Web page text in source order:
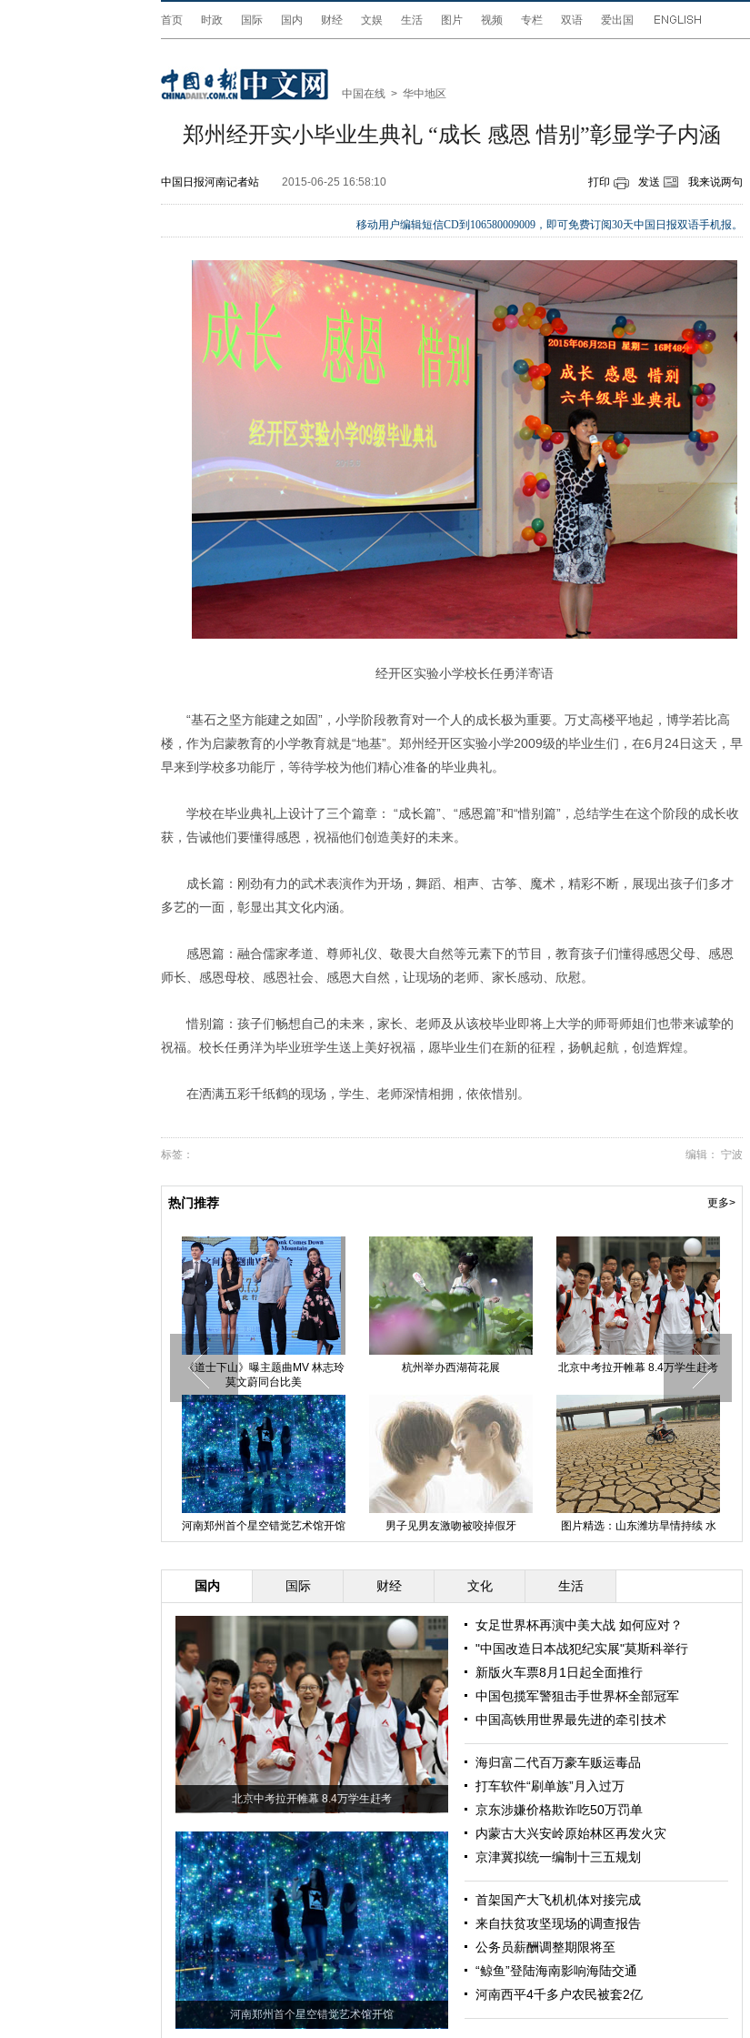
首页 时政 国际 国内 财经 文娱 生活 图片 视频 专栏 双语 爱出国
中国在线 > 华中地区
郑州经开实小毕业生典礼 “成长 感恩 惜别”彰显学子内涵
中国日报河南记者站 2015-06-25 16:58:10 打印 发送 我来说两句
移动用户编辑短信CD到106580009009，即可免费订阅30天中国日报双语手机报。
经开区实验小学校长任勇洋寄语
“基石之坚方能建之如固”，小学阶段教育对一个人的成长极为重要。万丈高楼平地起，博学若比高
楼，作为启蒙教育的小学教育就是“地基”。郑州经开区实验小学2009级的毕业生们，在6月24日这天，早
早来到学校多功能厅，等待学校为他们精心准备的毕业典礼。
学校在毕业典礼上设计了三个篇章： “成长篇”、“感恩篇”和“惜别篇”，总结学生在这个阶段的成长收
获，告诫他们要懂得感恩，祝福他们创造美好的未来。
成长篇：刚劲有力的武术表演作为开场，舞蹈、相声、古筝、魔术，精彩不断，展现出孩子们多才
多艺的一面，彰显出其文化内涵。
感恩篇：融合儒家孝道、尊师礼仪、敬畏大自然等元素下的节目，教育孩子们懂得感恩父母、感恩
师长、感恩母校、感恩社会、感恩大自然，让现场的老师、家长感动、欣慰。
惜别篇：孩子们畅想自己的未来，家长、老师及从该校毕业即将上大学的师哥师姐们也带来诚挚的
祝福。校长任勇洋为毕业班学生送上美好祝福，愿毕业生们在新的征程，扬帆起航，创造辉煌。
在洒满五彩千纸鹤的现场，学生、老师深情相拥，依依惜别。
编辑： 宁波
标签：
热门推荐 更多>
北京中考拉开帷幕 8.4万学生赶考
图片精选：山东潍坊旱情持续 水
库干涸
山东潍坊旱情持续 三座大中型水
北京端午节后遭遇重雾霾
台风“鲸鱼”三亚掀大浪
四川高考无臂考生用脚答卷获得
603分
图片精选：台风“鲸鱼”来袭 海南街
头狂风大作
巨幅稻田画亮相
国内 国际 财经 文化 生活
北京中考拉开帷幕 8.4万学生赶考
河南郑州首个星空错觉艺术馆开馆
女足世界杯再演中美大战 如何应对？
"中国改造日本战犯纪实展"莫斯科举行
新版火车票8月1日起全面推行
中国包揽军警狙击手世界杯全部冠军
中国高铁用世界最先进的牵引技术
海归富二代百万豪车贩运毒品
打车软件“刷单族”月入过万
京东涉嫌价格欺诈吃50万罚单
内蒙古大兴安岭原始林区再发火灾
京津冀拟统一编制十三五规划
首架国产大飞机机体对接完成
来自扶贫攻坚现场的调查报告
公务员薪酬调整期限将至
“鲸鱼”登陆海南影响海陆交通
河南西平4千多户农民被套2亿